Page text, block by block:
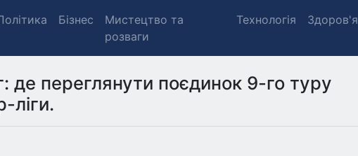
Бізнес
Мистецтво та
розваги
Технологія Здоров'я
де переглянути поєдинок 9-го туру
ліги.